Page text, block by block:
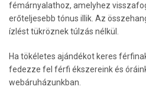
fémárnyalathoz, amelyhez
erőteljesebb tónus illik. Az
ízlést tükröznek túlzás nélkül.
Ha tökéletes ajándékot keres
fedezze fel férfi ékszereink és
webáruházunkban.